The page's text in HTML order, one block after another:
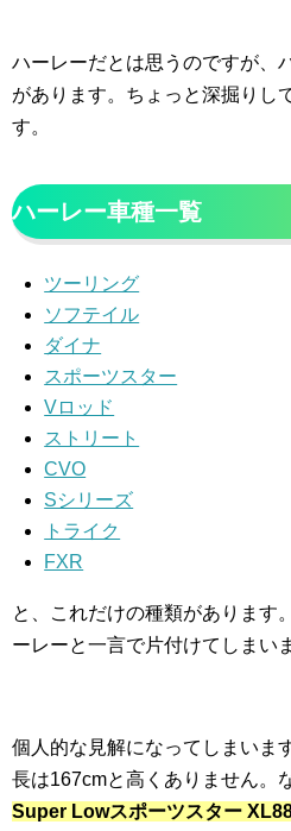
ハーレーだとは思うのですが、
があります。ちょっと深掘りし
す。
ハーレー車種一覧
ツーリング
ソフテイル
ダイナ
スポーツスター
Vロッド
ストリート
CVO
Sシリーズ
トライク
FXR
と、これだけの種類があります
ーレーと一言で片付けてしまい
個人的な見解になってしまいま
長は167cmと高くありません。
Super Lowスポーツスター